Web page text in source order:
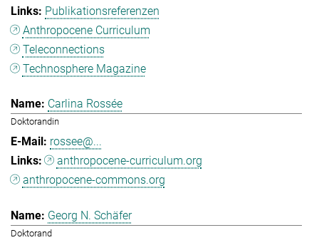
Publikationsreferenzen
Anthropocene Curriculum
Teleconnections
Technosphere Magazine
Carlina Rossée
Doktorandin
rossee@...
anthropocene-curriculum.org
anthropocene-commons.org
Georg N. Schäfer
Doktorand